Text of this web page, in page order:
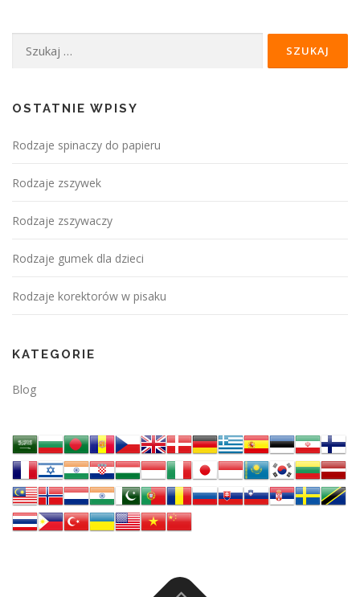
g
j
a
o
w
i
s
c
Szukaj:
OSTATNIE WPISY
Rodzaje spinaczy do papieru
Rodzaje zszywek
Rodzaje zszywaczy
Rodzaje gumek dla dzieci
Rodzaje korektorów w pisaku
KATEGORIE
Blog